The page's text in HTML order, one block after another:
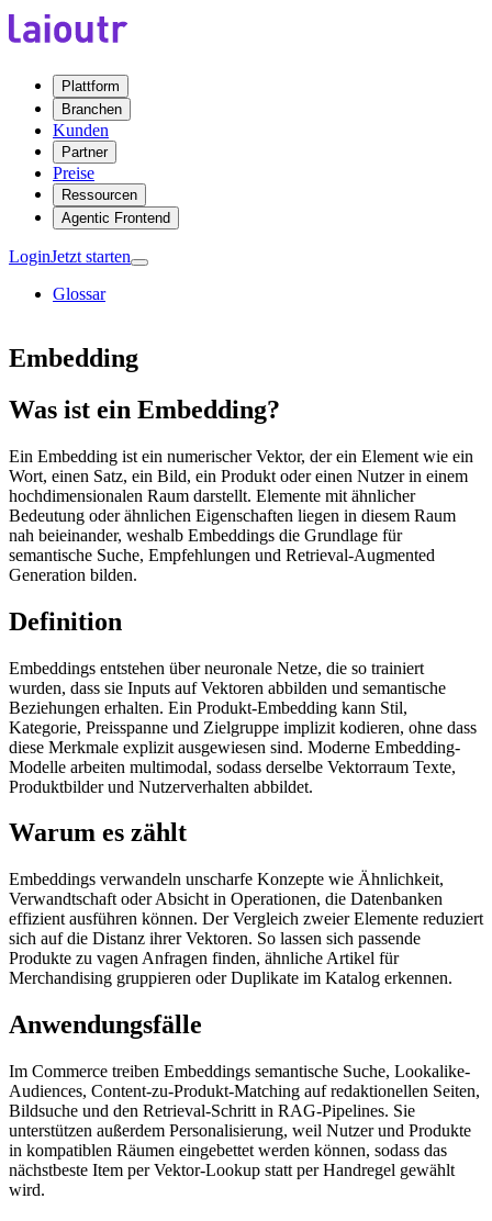
Plattform
Branchen
Kunden
Partner
Preise
Ressourcen
Agentic Frontend
LoginJetzt starten
Glossar
Embedding
Was ist ein Embedding?
Ein Embedding ist ein numerischer Vektor, der ein Element wie ein
Wort, einen Satz, ein Bild, ein Produkt oder einen Nutzer in einem
hochdimensionalen Raum darstellt. Elemente mit ähnlicher
Bedeutung oder ähnlichen Eigenschaften liegen in diesem Raum
nah beieinander, weshalb Embeddings die Grundlage für
semantische Suche, Empfehlungen und Retrieval-Augmented
Generation bilden.
Definition
Embeddings entstehen über neuronale Netze, die so trainiert
wurden, dass sie Inputs auf Vektoren abbilden und semantische
Beziehungen erhalten. Ein Produkt-Embedding kann Stil,
Kategorie, Preisspanne und Zielgruppe implizit kodieren, ohne dass
diese Merkmale explizit ausgewiesen sind. Moderne Embedding-
Modelle arbeiten multimodal, sodass derselbe Vektorraum Texte,
Produktbilder und Nutzerverhalten abbildet.
Warum es zählt
Embeddings verwandeln unscharfe Konzepte wie Ähnlichkeit,
Verwandtschaft oder Absicht in Operationen, die Datenbanken
effizient ausführen können. Der Vergleich zweier Elemente reduziert
sich auf die Distanz ihrer Vektoren. So lassen sich passende
Produkte zu vagen Anfragen finden, ähnliche Artikel für
Merchandising gruppieren oder Duplikate im Katalog erkennen.
Anwendungsfälle
Im Commerce treiben Embeddings semantische Suche, Lookalike-
Audiences, Content-zu-Produkt-Matching auf redaktionellen Seiten,
Bildsuche und den Retrieval-Schritt in RAG-Pipelines. Sie
unterstützen außerdem Personalisierung, weil Nutzer und Produkte
in kompatiblen Räumen eingebettet werden können, sodass das
nächstbeste Item per Vektor-Lookup statt per Handregel gewählt
wird.